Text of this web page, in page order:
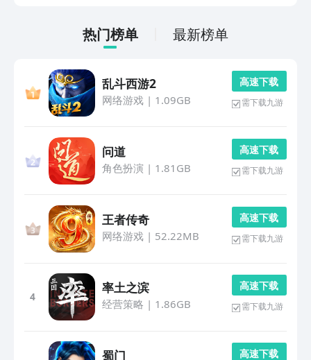
热门榜单 最新榜单
乱斗西游2
网络游戏| 1.09GB
高 速 下 载
需下载九游
问道
角色扮演 | 1.81GB
高 速 下 载
需下载九游
王者传奇
网络游戏| 52.22MB
高 速 下 载
需下载九游
4
率土之滨
经营策略 | 1.86GB
高 速 下 载
需下载九游
蜀门 高 速 下 载